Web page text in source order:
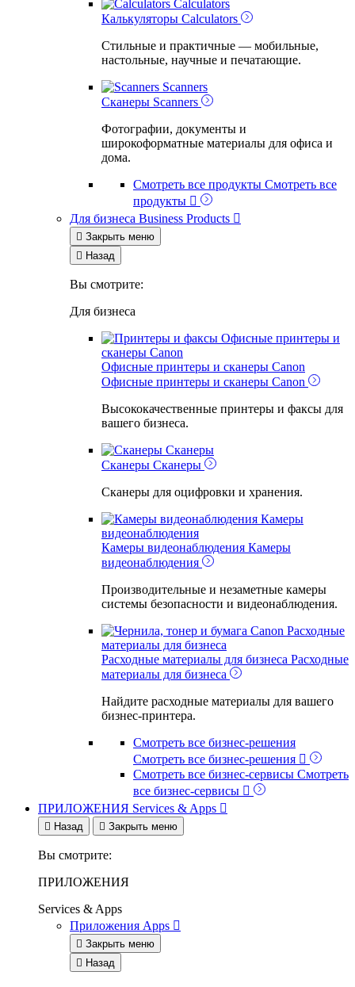
Calculators
Калькуляторы Calculators
Стильные и практичные — мобильные,
настольные, научные и печатающие.
Scanners
Сканеры Scanners
Фотографии, документы и
широкоформатные материалы для офиса и
дома.
Смотреть все продукты Смотреть все
продукты 
Для бизнеса Business Products 
 Закрыть меню
 Назад
Вы смотрите:
Для бизнеса
Офисные принтеры и
сканеры Canon
Офисные принтеры и сканеры Canon
Офисные принтеры и сканеры Canon
Высококачественные принтеры и факсы для
вашего бизнеса.
Сканеры
Сканеры Сканеры
Сканеры для оцифровки и хранения.
Камеры
видеонаблюдения
Камеры видеонаблюдения Камеры
видеонаблюдения
Производительные и незаметные камеры
системы безопасности и видеонаблюдения.
Расходные
материалы для бизнеса
Расходные материалы для бизнеса Расходные
материалы для бизнеса
Найдите расходные материалы для вашего
бизнес-принтера.
Смотреть все бизнес-решения
Смотреть все бизнес-решения 
Смотреть все бизнес-сервисы Смотреть
все бизнес-сервисы 
ПРИЛОЖЕНИЯ Services & Apps 
 Назад  Закрыть меню
Вы смотрите:
ПРИЛОЖЕНИЯ
Services & Apps
Приложения Apps 
 Закрыть меню
 Назад